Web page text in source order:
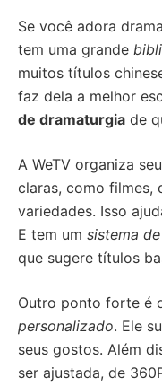
Se você adora
tem uma grande
muitos títulos
faz dela a melhor
de dramaturgia de
A WeTV organiza
claras, como filmes,
variedades. Isso
E tem um sistema
que sugere títulos
Outro ponto forte é
personalizado. Ele
seus gostos. Além
ser ajustada, de